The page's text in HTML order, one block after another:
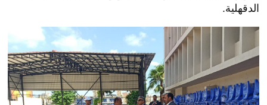
الدقهلية.